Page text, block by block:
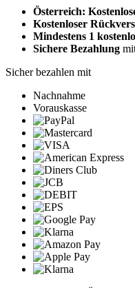
Österreich:
Kostenloser
Mindestens 1
Sichere Bezahlung
Sicher bezahlen mit
Nachnahme
Vorauskasse